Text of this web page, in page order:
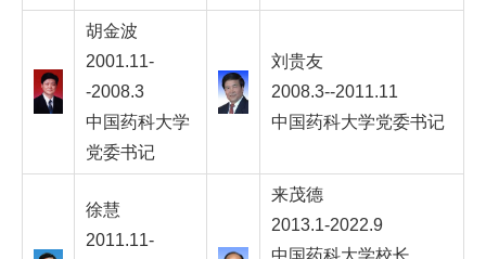
胡金波
2001.11-
-2008.3
中国药科大学
党委书记
刘贵友
2008.3--2011.11
中国药科大学党委书记
徐慧
2011.11-
来茂德
2013.1-2022.9